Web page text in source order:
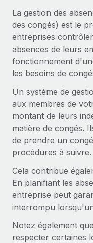
Intégrez et gérez
PEO
Sous-traitez les
Intégration
Intégrez vos RH
Plateforme
Des fonctions RH
Connectez
Intégrations
Rationalisez vos
Examinez notre
CROISSANCE
Start-ups
paie des
Entreprises
Développez vos
mesure
Les RH à
TRAVAILLONS
Partenaires
Intégrez les RH à
pays
Calculateur de
Découvrez les
paiement pour
APPRENDRE AVEC
Recherche et
Études de cas
Glossaire RH
Checklists et
Descriptions de
Webinaires
Événements
Nederlands
Français
Deutsch
Español
Italiano
Português (Portugal)
日本語
한국어
中文（简体）
La gestion des
des congés) est le
entreprises
absences de leurs
fonctionnement
les besoins de
Un système de
aux membres de
montant de leurs
matière de congés.
de prendre un
procédures à suivre.
Cela contribue
En planifiant les
entreprise peut
interrompu
Notez également
respecter certaines